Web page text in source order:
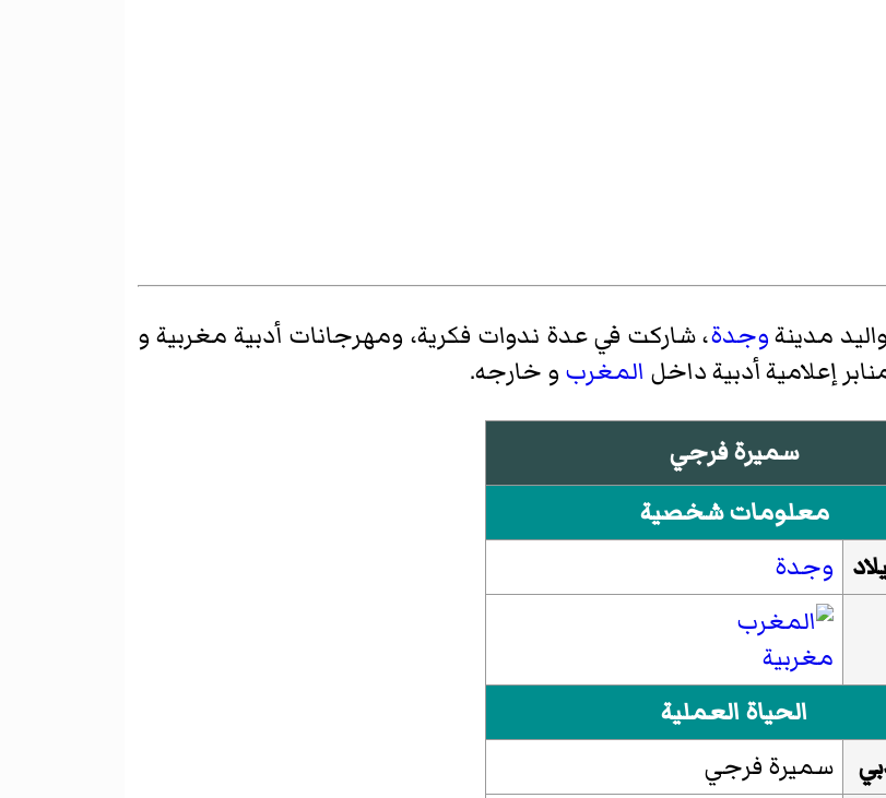
مدينةوجدة، شاركت في عدة ندوات فكرية، ومهرجانات أدبية مغربية و
إعلامية أدبية داخل المغرب و خارجه.
سميرة فرجي
معلومات شخصية
وجدة
مغربية
الحياة العملية
سميرة فرجي